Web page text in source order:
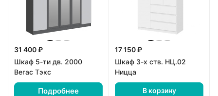
31 400 ₽
Шкаф 5-ти дв. 2000
Вегас Тэкс
Подробнее
17 150 ₽
Шкаф 3-х ств. НЦ.02
Ницца
В корзину